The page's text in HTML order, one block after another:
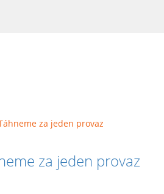
za jeden provaz